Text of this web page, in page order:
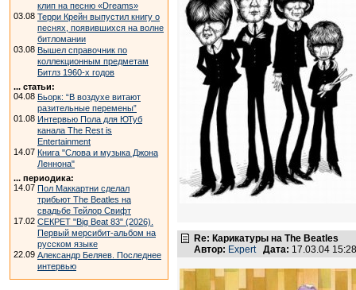
клип на песню «Dreams»
03.08 Терри Крейн выпустил книгу о
песнях, появившихся на волне
битломании
03.08 Вышел справочник по
коллекционным предметам
Битлз 1960-х годов
... статьи:
04.08 Бьорк: “В воздухе витают
разительные перемены”
01.08 Интервью Пола для ЮТуб
канала The Rest is
Entertainment
14.07 Книга "Слова и музыка Джона
Леннона"
... периодика:
14.07 Пол Маккартни сделал
трибьют The Beatles на
свадьбе Тейлор Свифт
17.02 СЕКРЕТ "Big Beat 83" (2026).
Первый мерсибит-альбом на
русском языке
22.09 Александр Беляев. Последнее
интервью
Re: Карикатуры на The Beatles
Автор: Expert Дата: 17.03.04